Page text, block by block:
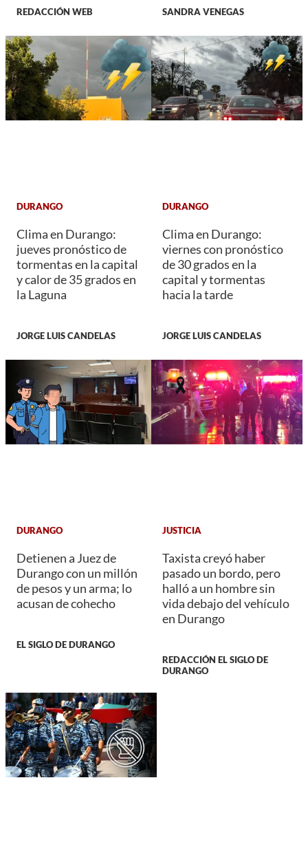
REDACCIÓN WEB SANDRA VENEGAS
DURANGO
Clima en Durango:
jueves pronóstico de
tormentas en la capital
y calor de 35 grados en
la Laguna
JORGE LUIS CANDELAS
DURANGO
Clima en Durango:
viernes con pronóstico
de 30 grados en la
capital y tormentas
hacia la tarde
JORGE LUIS CANDELAS
DURANGO
Detienen a Juez de
Durango con un millón
de pesos y un arma; lo
acusan de cohecho
EL SIGLO DE DURANGO
JUSTICIA
Taxista creyó haber
pasado un bordo, pero
halló a un hombre sin
vida debajo del vehículo
en Durango
REDACCIÓN EL SIGLO DE
DURANGO